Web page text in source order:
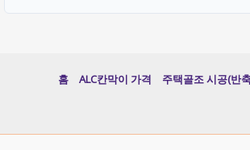
홈 ALC칸막이 가격 주택골조 시공(반